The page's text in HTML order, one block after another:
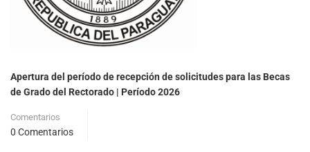
Apertura del período de recepción de solicitudes para las Becas
de Grado del Rectorado | Período 2026
Comentarios
0 Comentarios